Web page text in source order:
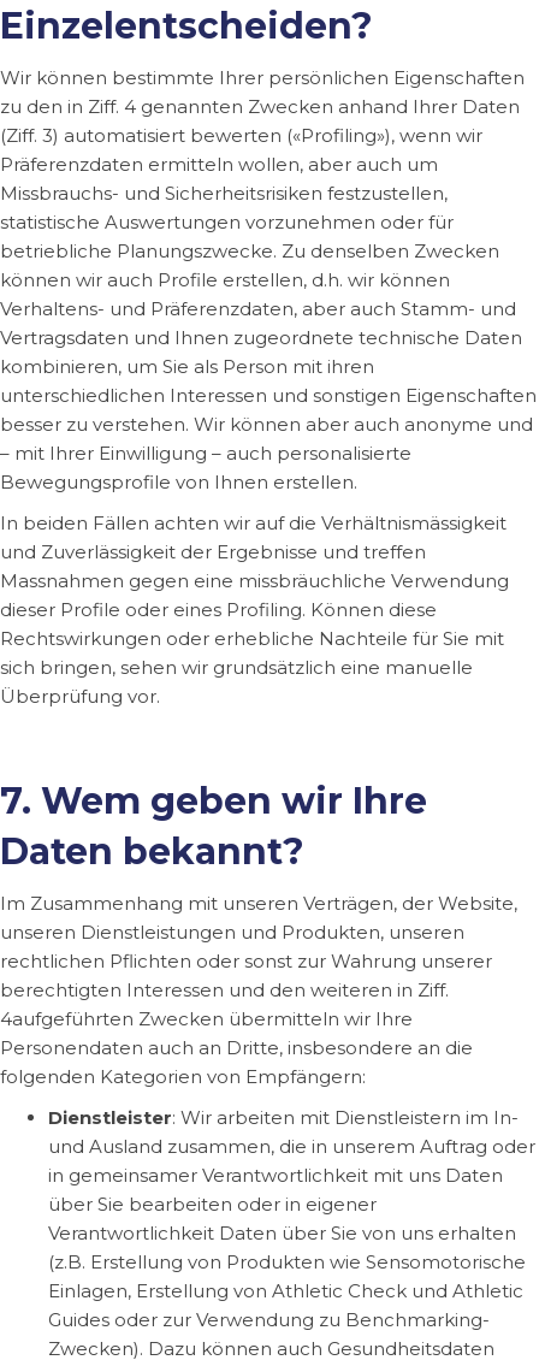
Einzelentscheiden?
Wir können bestimmte Ihrer persönlichen Eigenschaften
zu den in Ziff. 4 genannten Zwecken anhand Ihrer Daten
(Ziff. 3) automatisiert bewerten («Profiling»), wenn wir
Präferenzdaten ermitteln wollen, aber auch um
Missbrauchs- und Sicherheitsrisiken festzustellen,
statistische Auswertungen vorzunehmen oder für
betriebliche Planungszwecke. Zu denselben Zwecken
können wir auch Profile erstellen, d.h. wir können
Verhaltens- und Präferenzdaten, aber auch Stamm- und
Vertragsdaten und Ihnen zugeordnete technische Daten
kombinieren, um Sie als Person mit ihren
unterschiedlichen Interessen und sonstigen Eigenschaften
besser zu verstehen. Wir können aber auch anonyme und
– mit Ihrer Einwilligung – auch personalisierte
Bewegungsprofile von Ihnen erstellen.
In beiden Fällen achten wir auf die Verhältnismässigkeit
und Zuverlässigkeit der Ergebnisse und treffen
Massnahmen gegen eine missbräuchliche Verwendung
dieser Profile oder eines Profiling. Können diese
Rechtswirkungen oder erhebliche Nachteile für Sie mit
sich bringen, sehen wir grundsätzlich eine manuelle
Überprüfung vor.
7. Wem geben wir Ihre
Daten bekannt?
Im Zusammenhang mit unseren Verträgen, der Website,
unseren Dienstleistungen und Produkten, unseren
rechtlichen Pflichten oder sonst zur Wahrung unserer
berechtigten Interessen und den weiteren in Ziff.
4aufgeführten Zwecken übermitteln wir Ihre
Personendaten auch an Dritte, insbesondere an die
folgenden Kategorien von Empfängern:
Dienstleister: Wir arbeiten mit Dienstleistern im In-
und Ausland zusammen, die in unserem Auftrag oder
in gemeinsamer Verantwortlichkeit mit uns Daten
über Sie bearbeiten oder in eigener
Verantwortlichkeit Daten über Sie von uns erhalten
(z.B. Erstellung von Produkten wie Sensomotorische
Einlagen, Erstellung von Athletic Check und Athletic
Guides oder zur Verwendung zu Benchmarking-
Zwecken). Dazu können auch Gesundheitsdaten